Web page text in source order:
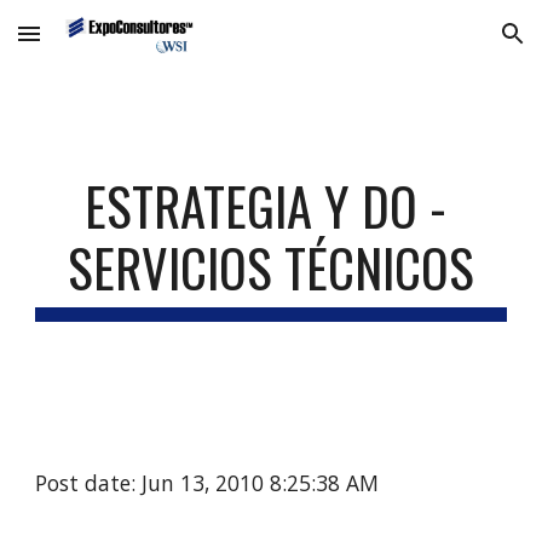
Skip to main content Skip to navigation
ESTRATEGIA Y DO -
SERVICIOS TÉCNICOS
Post date: Jun 13, 2010 8:25:38 AM